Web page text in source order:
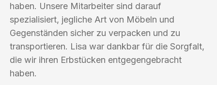
haben. Unsere Mitarbeiter sind darauf
spezialisiert, jegliche Art von Möbeln und
Gegenständen sicher zu verpacken und zu
transportieren. Lisa war dankbar für die Sorgfalt,
die wir ihren Erbstücken entgegengebracht
haben.